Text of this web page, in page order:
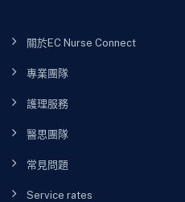
關於EC Nurse Connect
專業團隊
護理服務
醫思團隊
常見問題
Service rates